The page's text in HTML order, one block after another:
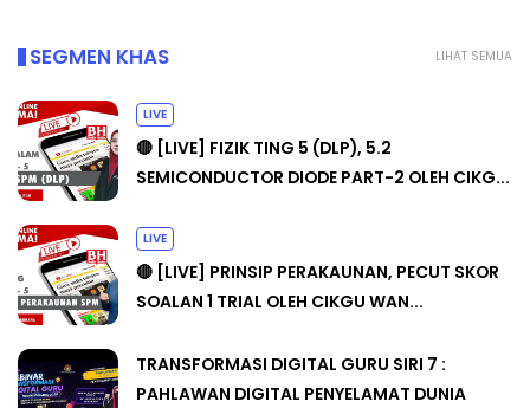
LIHAT SEMUA
SEGMEN KHAS
LIVE
🔴 [LIVE] FIZIK TING 5 (DLP), 5.2
SEMICONDUCTOR DIODE PART-2 OLEH CIKG...
LIVE
🔴 [LIVE] PRINSIP PERAKAUNAN, PECUT SKOR
SOALAN 1 TRIAL OLEH CIKGU WAN...
TRANSFORMASI DIGITAL GURU SIRI 7 :
PAHLAWAN DIGITAL PENYELAMAT DUNIA